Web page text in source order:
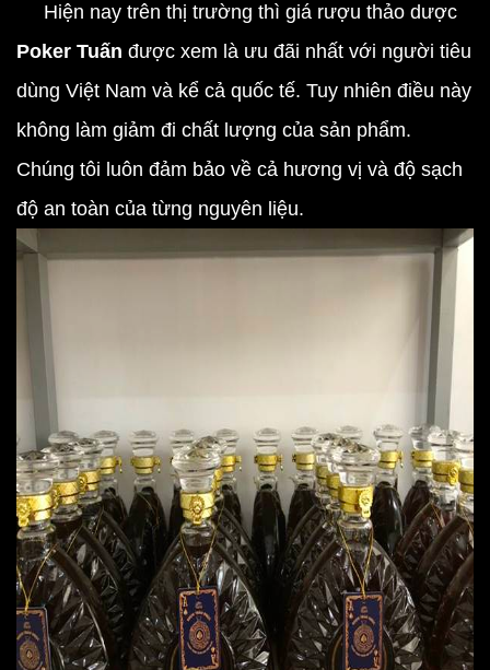
Hiện nay trên thị trường thì giá rượu thảo dược
Poker Tuấn được xem là ưu đãi nhất với người tiêu
dùng Việt Nam và kể cả quốc tế. Tuy nhiên điều này
không làm giảm đi chất lượng của sản phẩm.
Chúng tôi luôn đảm bảo về cả hương vị và độ sạch
độ an toàn của từng nguyên liệu.